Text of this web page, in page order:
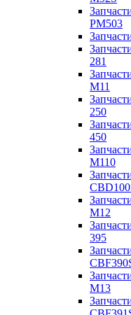
PM503
281
M11
250
450
M110
M12
395
M13